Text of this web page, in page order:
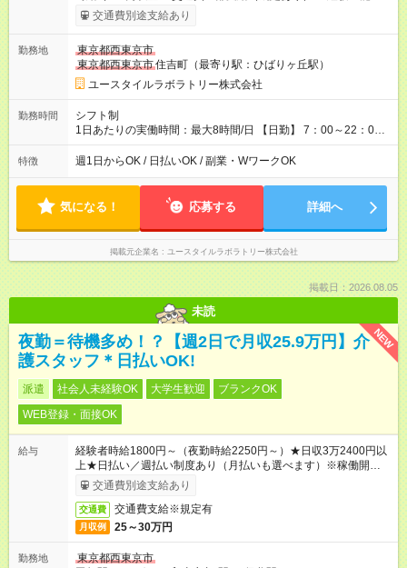
考慮して決定します 【収入例】 週1回勤務の場合：1,560円×8時
間×4回=4万9,920円 週3回勤務の場合：1,560円×8時間×12回
9,600円 【試用期間】試用期間あり 試用期間の長さ：2ヶ月
※ 雇用形態と給与に、本採用時と異なる部分があります。 雇用
形態：本採用時と同じです。 給与：時給 1,230円以上
交通費別途支給あり
勤務地
東京都西東京市
東京都西東京市住吉町（最寄り駅：ひばりヶ丘駅）
ユースタイルラボラトリー株式会社
勤務時間
シフト制
1日あたりの実働時間：最大8時間/日 【日勤】 7：00～22：00
の間で8時間勤務（休憩時間は法定通り） ※週1日～OK ／ 夜勤
なし ＊＊ 勤務時間例 ＊＊ ■8時から17時 ■9時から18時 ■10
定（毎週同じ曜日勤務）
特徴 週1日からOK / 日払いOK / 副業・WワークOK
気になる！ 応募する 詳細へ
掲載元企業名 ユースタイルラボラトリー株式会社
掲載日：2026.08.05
未読
NEW
夜勤＝待機多め！？【週2日で月収25.9万円】介
護スタッフ＊日払いOK!
派遣 社会人未経験OK 大学生歓迎
ブランクOK
WEB登録・面接OK
給与
経験者時給1800円～（夜勤時給2250円～）★日収3万2400円以
上★日払い／週払い制度あり（月払いも選べます）※稼働開始時
は手続き完了次第のお支払いとなります。
交通費別途支給あり
交通費 交通費支給※規定有
月収例 25～30万円
勤務地
東京都西東京市